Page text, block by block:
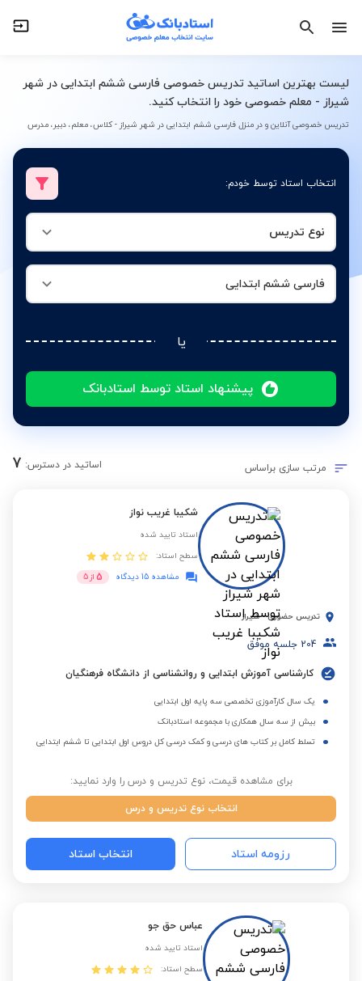
لیست بهترین اساتید تدریس خصوصی فارسی ششم ابتدایی در شهر
شیراز - معلم خصوصی خود را انتخاب کنید.
تدریس خصوصی آنلاین و در منزل فارسی ششم ابتدایی در شهر شیراز - کلاس، معلم، دبیر، مدرس
انتخاب استاد توسط خودم:
نوع تدریس
فارسی ششم ابتدایی
یا
پیشنهاد استاد توسط استادبانک
فارسی ششم ابتدایی
مرتب سازی براساس اساتید در دسترس: 7
شکیبا غریب نواز
استاد تایید شده
سطح استاد:
مشاهده 15 دیدگاه
5 از 5
تدریس حضوری - شیراز
204 جلسه موفق
کارشناسی آموزش ابتدایی و روانشناسی از دانشگاه فرهنگیان
یک سال کارآموزی تخصصی سه پایه اول ابتدایی
بیش از سه سال همکاری با مجموعه استادبانک
تسلط کامل بر کتاب های درسی و کمک درسی کل دروس اول ابتدایی تا ششم ابتدایی
برای مشاهده قیمت، نوع تدریس و درس را وارد نمایید:
انتخاب نوع تدریس و درس
رزومه استاد انتخاب استاد
عباس حق جو
استاد تایید شده
سطح استاد: